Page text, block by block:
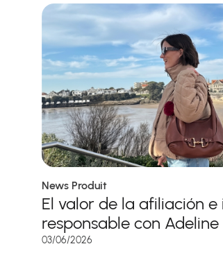
News Produit
El valor de la afiliación e
responsable con Adeline
03/06/2026